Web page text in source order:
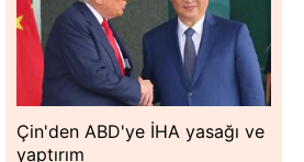
Çin'den ABD'ye İHA yasağı ve
yaptırım